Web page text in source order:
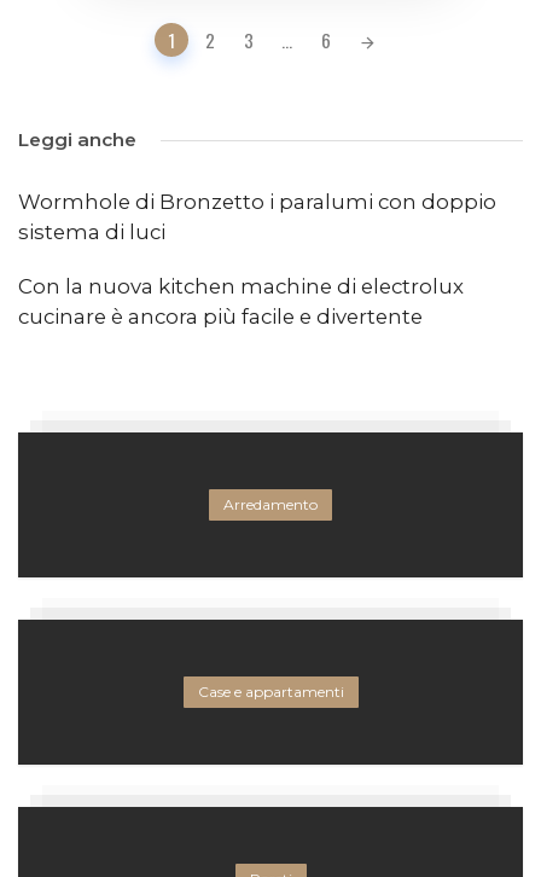
1 2 3 ... 6
Leggi anche
Wormhole di Bronzetto i paralumi con doppio
sistema di luci
Con la nuova kitchen machine di electrolux
cucinare è ancora più facile e divertente
Arredamento
Case e appartamenti